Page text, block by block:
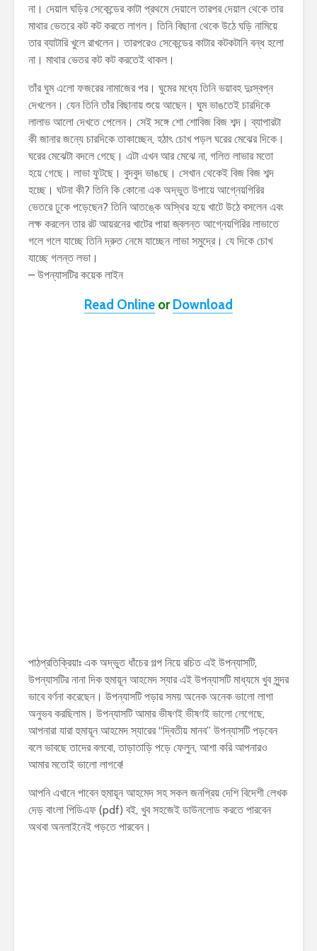
না। দেয়াল ঘড়ির সেকেন্ডের কাটা প্রথমে দেয়ালে তারপর দেয়াল থেকে তার
মাথার ভেতরে কট কট করতে লাগল। তিনি বিছানা থেকে উঠে ঘড়ি নামিয়ে
তার ব্যাটারি খুলে রাখলেন। তারপরেও সেকেন্ডের কাটার কটকটানি বন্ধ হলো
না। মাথার ভেতর কট কট করতেই থাকল।
তাঁর ঘুম এলো ফজরের নামাজের পর। ঘুমের মধ্যে তিনি ভয়াবহ দুঃস্বপ্ন
দেখলেন। যেন তিনি তাঁর বিছানায় শুয়ে আছেন। ঘুম ভাঙতেই চারদিকে
লালাভ আলো দেখতে পেলেন। সেই সঙ্গে শো শোবিজ বিজ শব্দ। ব্যাপারটা
কী জানার জন্যে চারদিকে তাকাচ্ছেন, হঠাৎ চোখ পড়ল ঘরের মেঝের দিকে।
ঘরের মেঝেটা বদলে গেছে। এটা এখন আর মেঝে না, গলিত লাভার মতো
হয়ে গেছে। লাভা ফুটছে। বুদবুদ ভাঙছে। সেখান থেকেই বিজ বিজ শব্দ
হচ্ছে। ঘটনা কী? তিনি কি কোনো এক অদ্ভুত উপায়ে আগ্নেয়গিরির
ভেতরে ঢুকে পড়েছেন? তিনি আতঙ্কে অস্থির হয়ে খাটে উঠে বসলেন এবং
লক্ষ করলেন তার রট আয়রনের খাটের পায়া জ্বলন্ত আগ্নেয়গিরির লাভাতে
গলে গলে যাচ্ছে তিনি দ্রুত নেমে যাচ্ছেন লাভা সমুদ্রে। যে দিকে চোখ
যাচ্ছে গলন্ত লভা।
– উপন্যাসটির কয়েক লাইন
Read Online or Download
পাঠপ্রতিক্রিয়াঃ এক অদ্ভুত ধাঁচের গল্প নিয়ে রচিত এই উপন্যাসটি,
উপন্যাসটির নানা দিক হুমায়ূন আহমেদ স্যার এই উপন্যাসটি মাধ্যমে খুব সুন্দর
ভাবে বর্ণনা করেছেন। উপন্যাসটি পড়ার সময় অনেক অনেক ভালো লাগা
অনুভব করছিলাম। উপন্যাসটি আমার ভীষণই ভীষণই ভালো লেগেছে,
আপনারা যারা হুমায়ূন আহমেদ স্যারের “দ্বিতীয় মানব” উপন্যাসটি পড়বেন
বলে ভাবছে তাদের বলবো, তাড়াতাড়ি পড়ে ফেলুন, আশা করি আপনারও
আমার মতোই ভালো লাগবে!
আপনি এখানে পাবেন হুমায়ূন আহমেদ সহ সকল জনপ্রিয় দেশি বিদেশী লেখক
দেড় বাংলা পিডিএফ (pdf) বই, খুব সহজেই ডাউনলোড করতে পারবেন
অথবা অনলাইনেই পড়তে পারবেন।